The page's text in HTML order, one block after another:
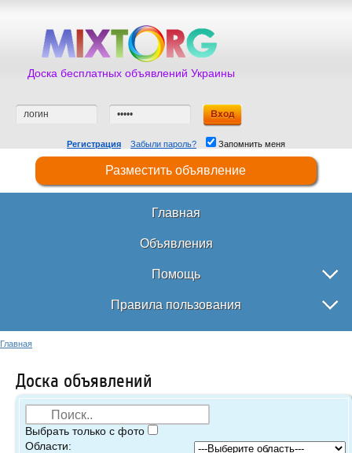
Доска бесплатных объявлений Украины
Регистрация Забыли пароль? Запомнить меня
Разместить объявление
Главная
Объявления
Помощь
Правила пользования
Главная
Доска объявлений
Выбрать только с фото
Области: